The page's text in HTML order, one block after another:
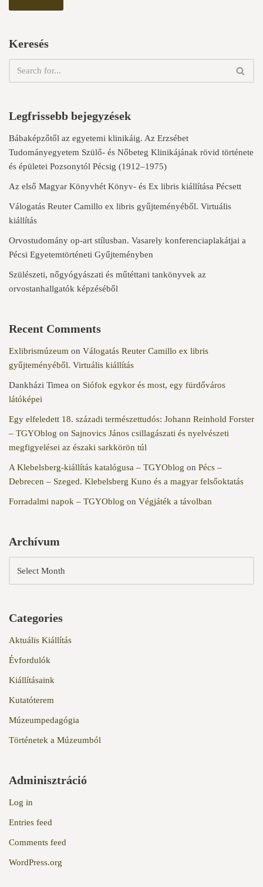
Keresés
Legfrissebb bejegyzések
Bábaképzőtől az egyetemi klinikáig. Az Erzsébet
Tudományegyetem Szülő- és Nőbeteg Klinikájának rövid története
és épületei Pozsonytól Pécsig (1912–1975)
Az első Magyar Könyvhét Könyv- és Ex libris kiállítása Pécsett
Válogatás Reuter Camillo ex libris gyűjteményéből. Virtuális
kiállítás
Orvostudomány op-art stílusban. Vasarely konferenciaplakátjai a
Pécsi Egyetemtörténeti Gyűjteményben
Szülészeti, nőgyógyászati és műtéttani tankönyvek az
orvostanhallgatók képzéséből
Recent Comments
Exlibrismúzeum on Válogatás Reuter Camillo ex libris
gyűjteményéből. Virtuális kiállítás
Dankházi Timea on Siófok egykor és most, egy fürdőváros
látóképei
Egy elfeledett 18. századi természettudós: Johann Reinhold Forster
– TGYOblog on Sajnovics János csillagászati és nyelvészeti
megfigyelései az északi sarkkörön túl
A Klebelsberg-kiállítás katalógusa – TGYOblog on Pécs –
Debrecen – Szeged. Klebelsberg Kuno és a magyar felsőoktatás
Forradalmi napok – TGYOblog on Végjáték a távolban
Archívum
Categories
Aktuális Kiállítás
Évfordulók
Kiállításaink
Kutatóterem
Múzeumpedagógia
Történetek a Múzeumból
Adminisztráció
Log in
Entries feed
Comments feed
WordPress.org